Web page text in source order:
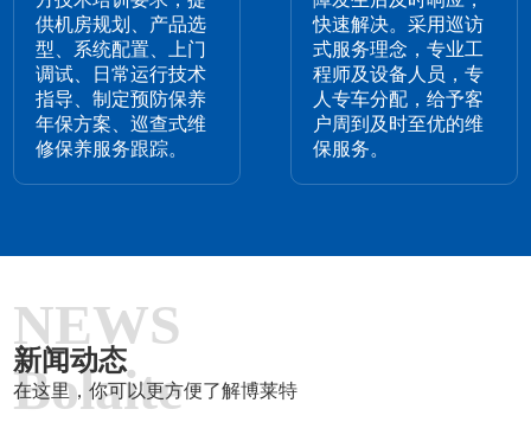
供机房规划、产品选
型、系统配置、上门
调试、日常运行技术
指导、制定预防保养
年保方案、巡查式维
修保养服务跟踪。
快速解决。采用巡访
式服务理念，专业工
程师及设备人员，专
人专车分配，给予客
户周到及时至优的维
保服务。
NEWS
Bolaite
新闻动态
在这里，你可以更方便了解博莱特